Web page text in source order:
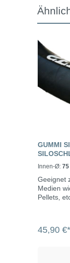
GUMMI
Innen-Ø:
Geeignet
Medien
Pellets,
45,90 €*